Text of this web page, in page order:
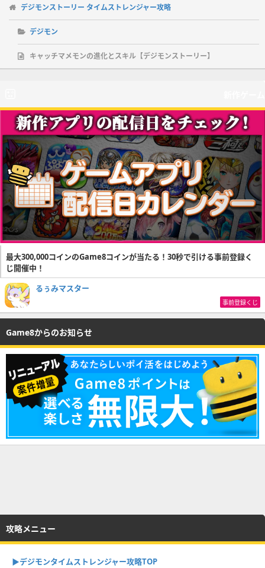
デジモンストーリー タイムストレンジャー攻略
デジモン
キャッチマメモンの進化とスキル【デジモンストーリー】
最大300,000コインのGame8コインが当たる！30秒で引ける事前登録く
じ開催中！
るぅみマスター
事前登録くじ
Game8からのお知らせ
攻略メニュー
▶︎デジモンタイムストレンジャー攻略TOP